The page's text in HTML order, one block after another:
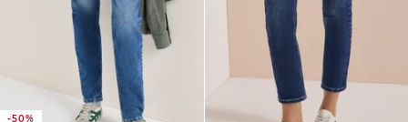
-50%